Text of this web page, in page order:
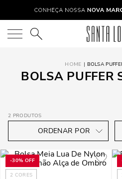
O que você está procurando?
BOLSA
BOLSA PUFFER
2 PRODUTOS
-30% OFF
2 CORES